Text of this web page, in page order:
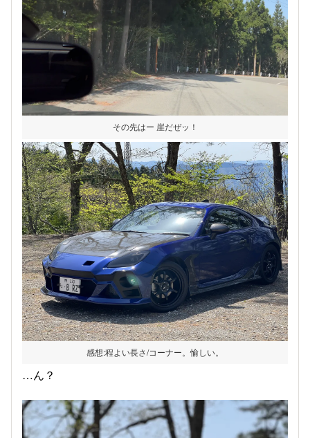
その先はー 崖だぜッ！
感想:程よい長さ/コーナー。愉しい。
…ん？